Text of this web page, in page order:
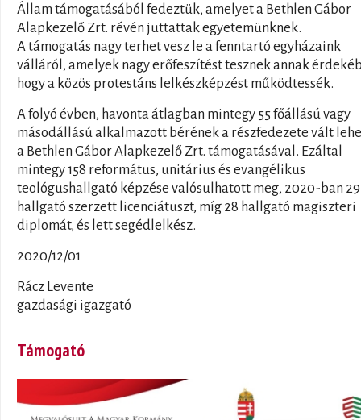
Állam támogatásából fedeztük, amelyet a Bethlen Gábor
Alapkezelő Zrt. révén juttattak egyetemünknek.
A támogatás nagy terhet vesz le a fenntartó egyházaink
válláról, amelyek nagy erőfeszítést tesznek annak
hogy a közös protestáns lelkészképzést működtessék.
A folyó évben, havonta átlagban mintegy 55 főállású vagy
másodállású alkalmazott bérének a részfedezete vált
a Bethlen Gábor Alapkezelő Zrt. támogatásával. Ezáltal
mintegy 158 református, unitárius és evangélikus
teológushallgató képzése valósulhatott meg, 2020-ban 29
hallgató szerzett licenciátuszt, míg 28 hallgató magiszteri
diplomát, és lett segédlelkész.
2020/12/01
Rácz Levente
gazdasági igazgató
Támogató